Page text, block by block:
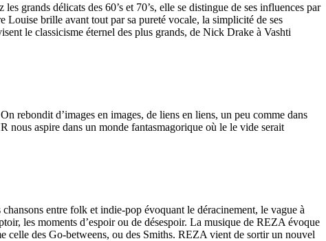
grands délicats des 60’s et 70’s, elle se distingue de ses influences par
brille avant tout par sa pureté vocale, la simplicité de ses
le classicisme éternel des plus grands, de Nick Drake à Vashti
rebondit d’images en images, de liens en liens, un peu comme dans
nous aspire dans un monde fantasmagorique où le le vide serait
entre folk et indie-pop évoquant le déracinement, le vague à
les moments d’espoir ou de désespoir. La musique de REZA évoque
celle des Go-betweens, ou des Smiths. REZA vient de sortir un nouvel